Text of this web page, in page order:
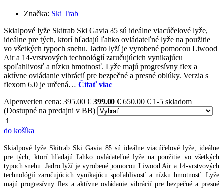
Značka: Ski Trab
Skialpové lyže Skitrab Ski Gavia 85 sú ideálne viacúčelové lyže,
ideálne pre tých, ktorí hľadajú ľahko ovládateľné lyže na použitie
vo všetkých typoch snehu. Jadro lyží je vyrobené pomocou Liwood
Air a 14-vrstvových technológií zaručujúcich vynikajúcu
spoľahlivosť a nízku hmotnosť. Lyže majú progresívny flex a
aktívne ovládanie vibrácií pre bezpečné a presné oblúky. Verzia s
flexom 6.0 je určená… Čítať viac
Alpenverien cena: 395.00 € 399.00 € 650.00 € 1-5 skladom
(Dostupné na predajni v BB)
do košíka
Skialpové lyže Skitrab Ski Gavia 85 sú ideálne viacúčelové lyže, ideálne
pre tých, ktorí hľadajú ľahko ovládateľné lyže na použitie vo všetkých
typoch snehu. Jadro lyží je vyrobené pomocou Liwood Air a 14-vrstvových
technológií zaručujúcich vynikajúcu spoľahlivosť a nízku hmotnosť. Lyže
majú progresívny flex a aktívne ovládanie vibrácií pre bezpečné a presné